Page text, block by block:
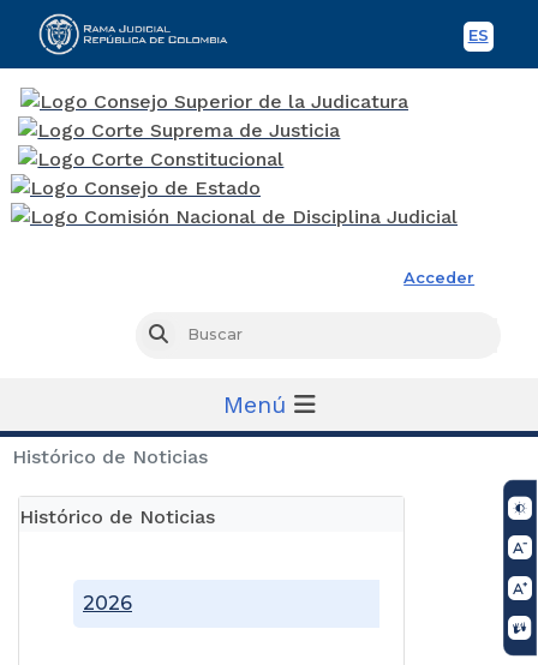
ES
Acceder
Buscar
Menú
Histórico de Noticias
Histórico de Noticias
2026